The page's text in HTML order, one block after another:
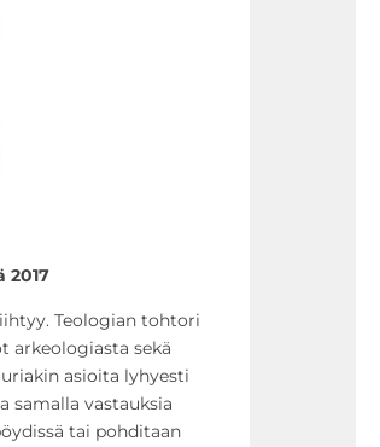
2017
Teologian tohtori
arkeologiasta sekä
asioita lyhyesti
samalla vastauksia
tai pohditaan